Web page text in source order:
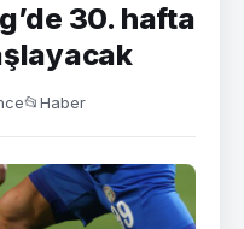
30. hafta
📂Haber